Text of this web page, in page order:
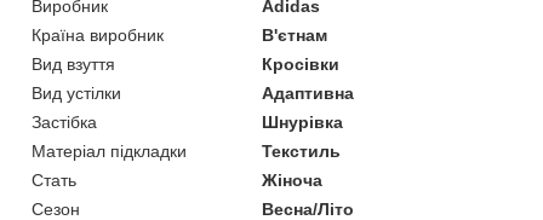
Виробник
Adidas
Країна виробник
В'єтнам
Вид взуття
Кросівки
Вид устілки
Адаптивна
Застібка
Шнурівка
Матеріал підкладки
Текстиль
Стать
Жіноча
Сезон
Весна/Літо